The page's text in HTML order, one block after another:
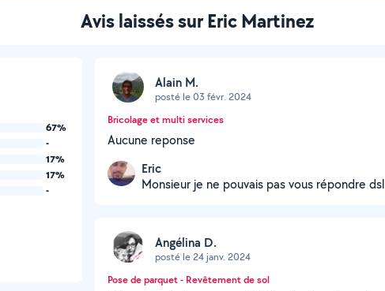
Avis laissés sur Eric Martinez
67%
-
17%
17%
-
Alain M.
posté le 03 févr. 2024
Bricolage et multi services
Aucune reponse
Eric
Monsieur je ne pouvais pas vous répondre dsl
Angélina D.
posté le 24 janv. 2024
Pose de parquet - Revêtement de sol